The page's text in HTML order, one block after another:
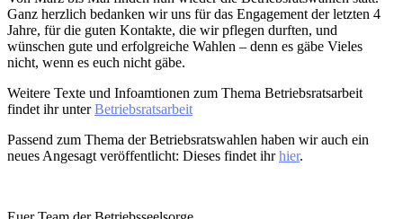
Ganz herzlich bedanken wir uns für das Engagement der letzten 4
Jahre, für die guten Kontakte, die wir pflegen durften, und
wünschen gute und erfolgreiche Wahlen – denn es gäbe Vieles
nicht, wenn es euch nicht gäbe.
Weitere Texte und Infoamtionen zum Thema Betriebsratsarbeit
findet ihr unterBetriebsratsarbeit
Passend zum Thema der Betriebsratswahlen haben wir auch ein
neues Angesagt veröffentlicht: Dieses findet ihrhier.